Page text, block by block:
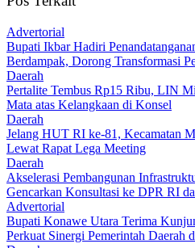
Advertorial
Bupati Ikbar Hadiri
Berdampak, Dorong Transformasi
Daerah
‎Pertalite Tembus Rp15 Ribu, LIN
Mata atas Kelangkaan di Konsel
Daerah
‎Jelang HUT RI ke-81, Kecamatan
Lewat Rapat Lega Meeting
Daerah
Akselerasi Pembangunan
Gencarkan Konsultasi ke DPR RI
Advertorial
Bupati Konawe Utara Terima
Perkuat Sinergi Pemerintah Daerah